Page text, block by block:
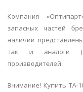
Компания
запасных частей
наличии
так и аналоги
производителей.
Внимание! Купить TA-